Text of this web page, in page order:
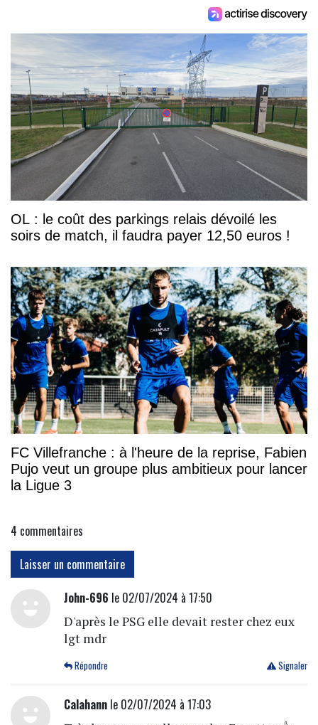
OL : le coût des parkings relais dévoilé les
soirs de match, il faudra payer 12,50 euros !
FC Villefranche : à l'heure de la reprise, Fabien
Pujo veut un groupe plus ambitieux pour lancer
la Ligue 3
4 commentaires
Laisser un commentaire
John-696 le 02/07/2024 à 17:50
D'après le PSG elle devait rester chez eux
lgt mdr
Signaler
Répondre
Calahannle 02/07/2024 à 17:03